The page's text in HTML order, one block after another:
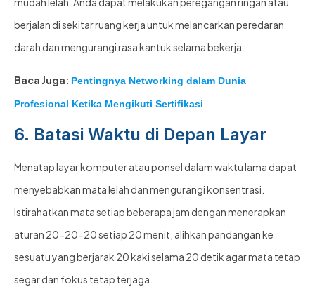
berjalan di sekitar ruang kerja untuk melancarkan peredaran
darah dan mengurangi rasa kantuk selama bekerja.
Baca Juga: Pentingnya Networking dalam Dunia
Profesional Ketika Mengikuti Sertifikasi
6. Batasi Waktu di Depan Layar
Menatap layar komputer atau ponsel dalam waktu lama dapat
menyebabkan mata lelah dan mengurangi konsentrasi.
Istirahatkan mata setiap beberapa jam dengan menerapkan
aturan 20-20-20 setiap 20 menit, alihkan pandangan ke
sesuatu yang berjarak 20 kaki selama 20 detik agar mata tetap
segar dan fokus tetap terjaga.